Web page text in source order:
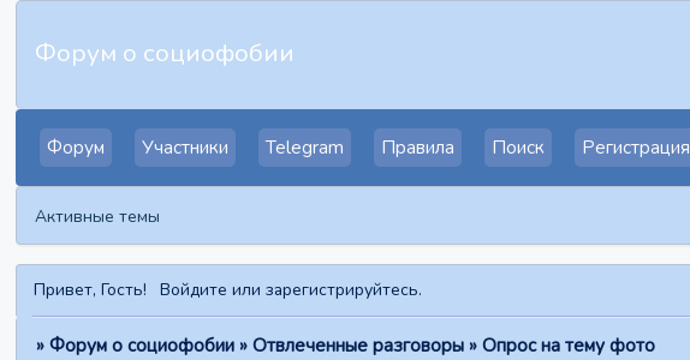
Форум о социофобии
Форум Участники Telegram Правила Поиск Регистрация
Активные темы
Привет, Гость! Войдите илизарегистрируйтесь.
» Форум о социофобии » Отвлеченные разговоры » Опрос на тему фото